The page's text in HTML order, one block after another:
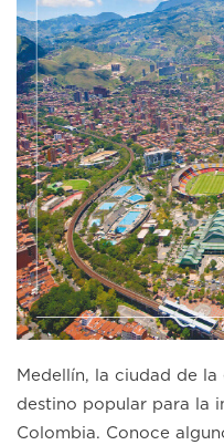
Medellín, la ciudad de
destino popular para la
Colombia. Conoce